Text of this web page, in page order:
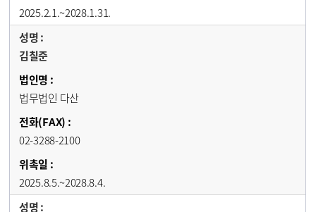
2025.2.1.~2028.1.31.
김칠준
법무법인 다산
02-3288-2100
2025.8.5.~2028.8.4.